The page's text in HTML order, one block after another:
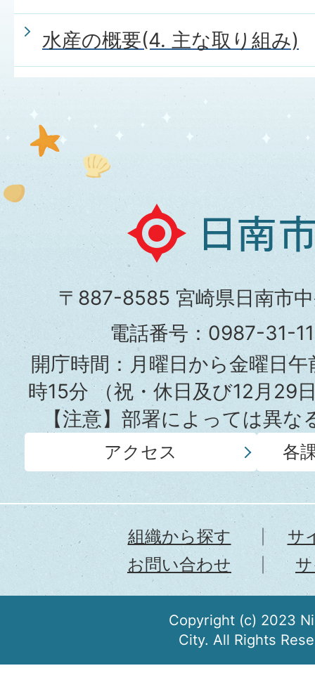
水産の概要(4. 主な取り組み)
日
南
市
役
所
〒887-8585 宮崎県日南市
電話番号：0987-31-
開庁時間：月曜日から金曜日
時15分（祝・休日及び12月29
【注意】部署によっては異
アクセス 各
組織から探す
サ
お問い合わせ
Copyright (c) 2023
City. All Rights